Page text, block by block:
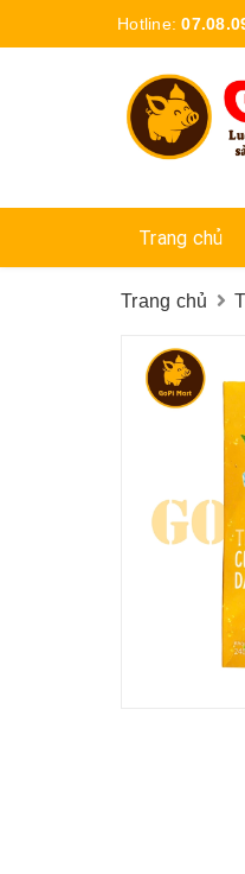
Hotline:
Trang chủ
Trang chủ